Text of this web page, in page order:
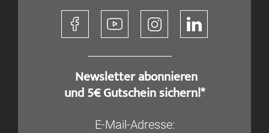
​ Newsletter abonnieren
und 5€ Gutschein sichern!*
E-Mail-Adresse: